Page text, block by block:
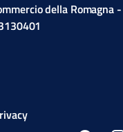
della Romagna